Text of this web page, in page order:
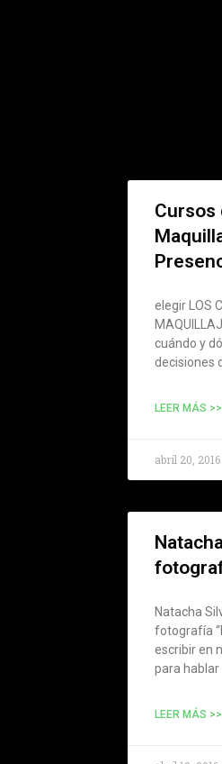
Cursos
elegir LOS
cuándo y
decisiones
LEER MÁS >>
abril 20, 2016
Natacha
fotografía
escribir en
para hablar
LEER MÁS >>